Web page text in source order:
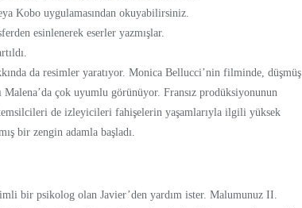
Kobo uygulamasından okuyabilirsiniz.
esinlenerek eserler yazmışlar.
da resimler yaratıyor. Monica Bellucci’nin filminde, düşmüş
çok uyumlu görünüyor. Fransız prodüksiyonunun
de izleyicileri fahişelerin yaşamlarıyla ilgili yüksek
bir zengin adamla başladı.
bir psikolog olan Javier’den yardım ister. Malumunuz II.